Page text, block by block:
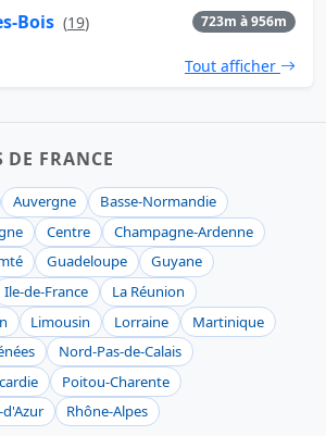
Bois (19) 723m à 956m
Tout afficher
DE FRANCE
Auvergne
Basse-Normandie
Centre
Champagne-Ardenne
Guadeloupe
Guyane
Ile-de-France
La Réunion
Limousin Lorraine
Martinique
Nord-Pas-de-Calais
Poitou-Charente
Rhône-Alpes